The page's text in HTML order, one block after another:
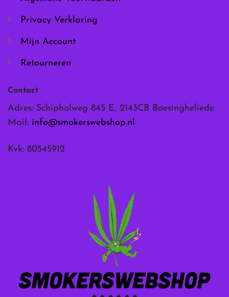
productpagina
productpagina
Privacy Verklaring
Mijn Account
Retourneren
Contact
Adres: Schipholweg 845 E, 2143CB Boesingheliede
Mail: info@smokerswebshop.nl
Kvk: 80545912